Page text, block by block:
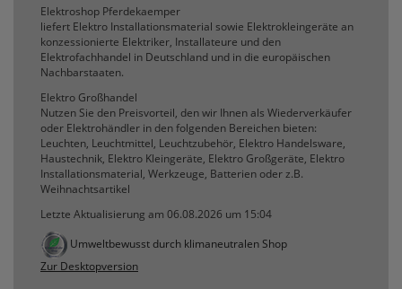
Elektroshop Pferdekaemper
liefert Elektro Installationsmaterial sowie Elektrokleingeräte an
konzessionierte Elektriker, Installateure und den
Elektrofachhandel in Deutschland und in die europäischen
Nachbarstaaten.
Elektro Großhandel
Nutzen Sie den Preisvorteil, den wir Ihnen als Wiederverkäufer
oder Elektrohändler in den folgenden Bereichen bieten:
Leuchten, Leuchtmittel, Leuchtzubehör, Elektro Handelsware,
Haustechnik, Elektro Kleingeräte, Elektro Großgeräte, Elektro
Installationsmaterial, Werkzeuge, Batterien oder z.B.
Weihnachtsartikel
Letzte Aktualisierung am 06.08.2026 um 15:04
Umweltbewusst durch klimaneutralen Shop
Zur Desktopversion